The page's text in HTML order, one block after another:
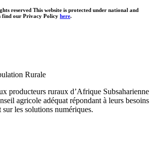
reserved This website is protected under national and
find our Privacy Policy here.
Rurale
producteurs ruraux d’Afrique Subsaharienne
agricole adéquat répondant à leurs besoins
sur les solutions numériques.